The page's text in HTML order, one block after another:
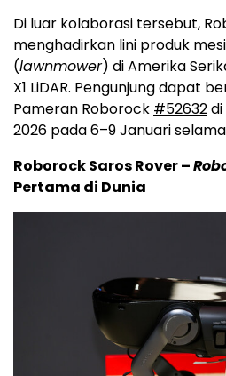
Di luar kolaborasi tersebut,
menghadirkan lini produk
(lawnmower) di Amerika
X1 LiDAR. Pengunjung dapat
Pameran Roborock #52632di
2026 pada 6–9 Januari
Roborock Saros Rover –
Pertama di Dunia